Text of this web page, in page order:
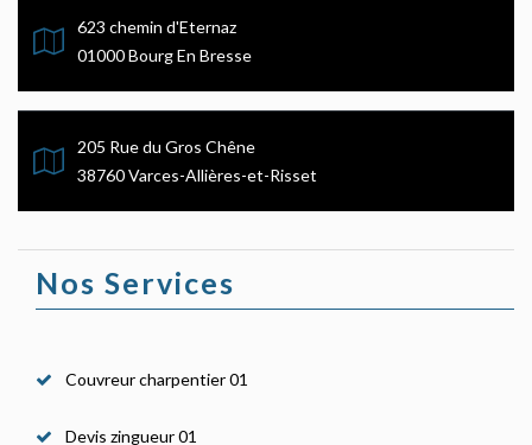
623 chemin d'Eternaz
01000 Bourg En Bresse
205 Rue du Gros Chêne
38760 Varces-Allières-et-Risset
Nos Services
Couvreur charpentier 01
Devis zingueur 01